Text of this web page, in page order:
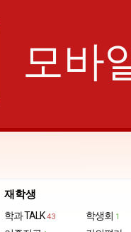
모바
재학생
학과 TALK 43 학생회 1